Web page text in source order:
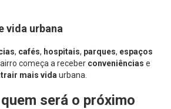
vida urbana
, cafés, hospitais, parques, espaços
começa a receber conveniências e
mais vida urbana.
será o próximo